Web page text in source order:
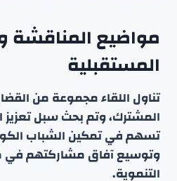
مواضيع المناقشة
المستقبلية
تناول اللقاء مجموعة من
المشترك، وتم بحث سبل تعزيز
تسهم في تمكين الشباب
وتوسيع آفاق مشاركتهم في
التنموية.